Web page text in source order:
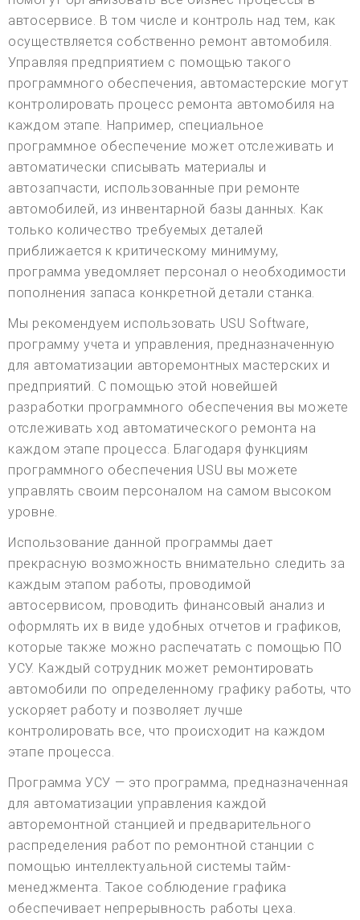
автосервисе. В том числе и контроль над тем, как
осуществляется собственно ремонт автомобиля.
Управляя предприятием с помощью такого
программного обеспечения, автомастерские могут
контролировать процесс ремонта автомобиля на
каждом этапе. Например, специальное
программное обеспечение может отслеживать и
автоматически списывать материалы и
автозапчасти, использованные при ремонте
автомобилей, из инвентарной базы данных. Как
только количество требуемых деталей
приближается к критическому минимуму,
программа уведомляет персонал о необходимости
пополнения запаса конкретной детали станка.
Мы рекомендуем использовать USU Software,
программу учета и управления, предназначенную
для автоматизации авторемонтных мастерских и
предприятий. С помощью этой новейшей
разработки программного обеспечения вы можете
отслеживать ход автоматического ремонта на
каждом этапе процесса. Благодаря функциям
программного обеспечения USU вы можете
управлять своим персоналом на самом высоком
уровне.
Использование данной программы дает
прекрасную возможность внимательно следить за
каждым этапом работы, проводимой
автосервисом, проводить финансовый анализ и
оформлять их в виде удобных отчетов и графиков,
которые также можно распечатать с помощью ПО
УСУ. Каждый сотрудник может ремонтировать
автомобили по определенному графику работы, что
ускоряет работу и позволяет лучше
контролировать все, что происходит на каждом
этапе процесса.
Программа УСУ — это программа, предназначенная
для автоматизации управления каждой
авторемонтной станцией и предварительного
распределения работ по ремонтной станции с
помощью интеллектуальной системы тайм-
менеджмента. Такое соблюдение графика
обеспечивает непрерывность работы цеха.